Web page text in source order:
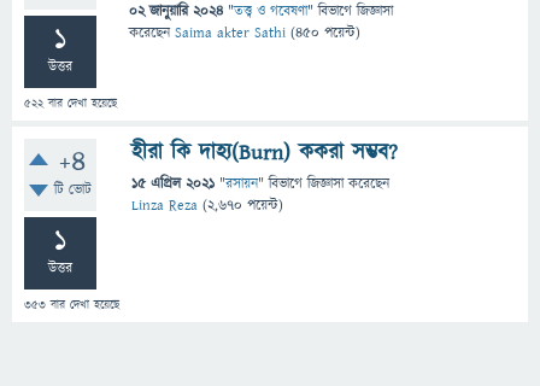
1
উত্তর
522বার দেখা হয়েছে
02 জানুয়ারি 2024 "তত্ত্ব ও গবেষণা" বিভাগে জিজ্ঞাসা
করেছেনSaima akter Sathi (450 পয়েন্ট)
+4
টি ভোট
1
উত্তর
353 বার দেখা হয়েছে
হীরা কি দাহ্য(Burn) ককরা সম্ভব?
15 এপ্রিল 2021 "রসায়ন" বিভাগে জিজ্ঞাসাকরেছেন
Linza Reza (2,670 পয়েন্ট)